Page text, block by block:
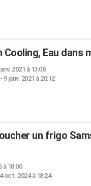
Cooling, Eau dans
2021 à 13:08
9 janv. 2021 à 20:12
un frigo
à 18:00
4 oct. 2024 à 18:24